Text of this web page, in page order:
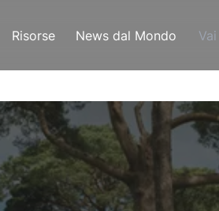
Risorse News dal Mondo